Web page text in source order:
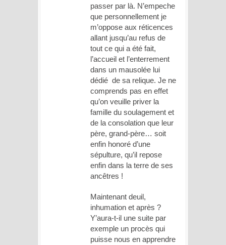
passer par là. N’empeche
que personnellement je
m’oppose aux réticences
allant jusqu’au refus de
tout ce qui a été fait,
l’accueil et l’enterrement
dans un mausolée lui
dédié de sa relique. Je ne
comprends pas en effet
qu’on veuille priver la
famille du soulagement et
de la consolation que leur
père, grand-père… soit
enfin honoré d’une
sépulture, qu’il repose
enfin dans la terre de ses
ancêtres !
Maintenant deuil,
inhumation et après ?
Y’aura-t-il une suite par
exemple un procès qui
puisse nous en apprendre